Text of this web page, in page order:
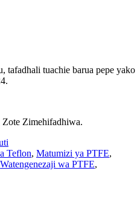
tafadhali tuachie barua pepe yako
Zimehifadhiwa.
Teflon, Matumizi ya PTFE,
Watengenezaji wa PTFE,